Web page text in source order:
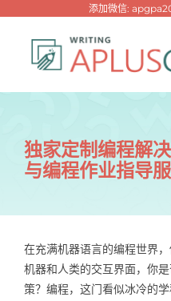
添加微信:
热门代写
网课专家
独家定制编程解
与编程作业指导
在充满机器语言的编程世界
机器和人类的交互界面，你
策？编程，这门看似冰冷的